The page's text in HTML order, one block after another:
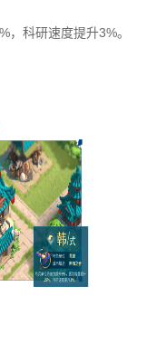
，科研速度提升3%。